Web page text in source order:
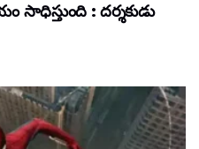
: దర్శకుడు